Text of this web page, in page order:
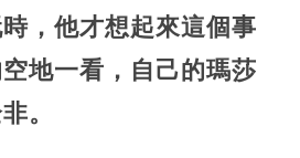
，他才想起來這個事
地一看，自己的瑪莎
。